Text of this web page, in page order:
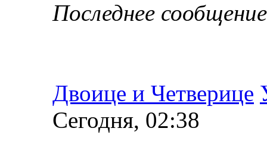
Последнее сообщение
Двоице и Четверице
Сегодня, 02:38